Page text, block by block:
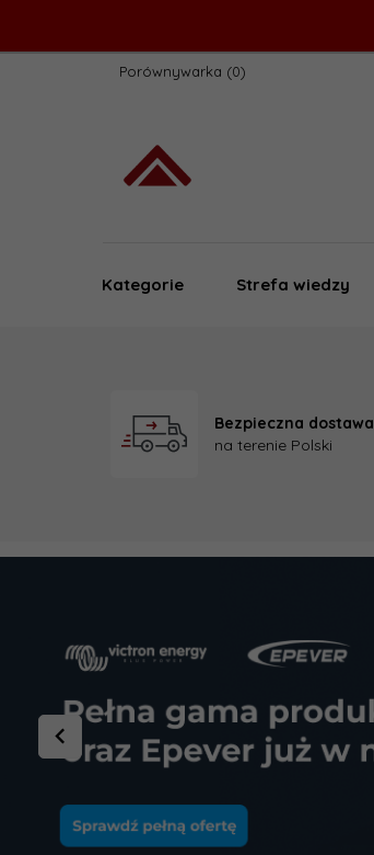
Porównywarka
Kategorie Strefa wiedzy
Bezpieczna dostawa
na terenie Polski